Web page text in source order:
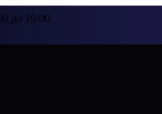
до 19:00